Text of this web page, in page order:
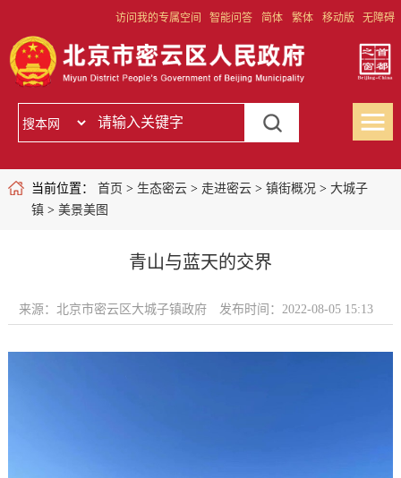
访问我的专属空间 智能问答 简体 繁体 移动版 无障碍
当前位置： 首页 > 生态密云> 走进密云> 镇街概况 > 大城子
镇> 美景美图
青山与蓝天的交界
来源：北京市密云区大城子镇政府 发布时间：2022-08-05 15:13